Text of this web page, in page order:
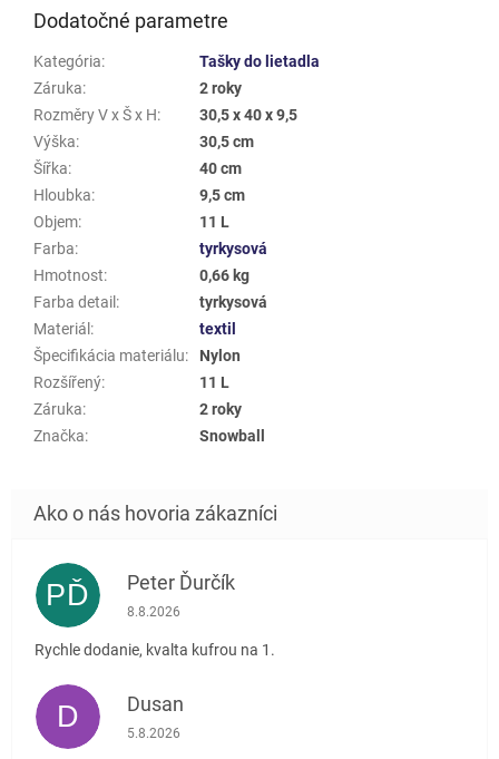
Dodatočné parametre
Kategória:
Tašky do lietadla
Záruka:
2 roky
Rozměry V x Š x H:
30,5 x 40 x 9,5
Výška:
30,5 cm
Šířka:
40 cm
Hloubka:
9,5 cm
Objem:
11 L
Farba:
tyrkysová
Hmotnost:
0,66 kg
Farba detail :
tyrkysová
Materiál :
textil
Špecifikácia materiálu:
Nylon
Rozšířený:
11 L
Záruka:
2 roky
Značka: Snowball
PĎ Peter Ďurčík
Hodnotenie obchodu je 5 z 5 hviezdičiek.
8.8.2026
Rychle dodanie, kvalta kufrou na 1.
D Dusan
Hodnotenie obchodu je 5 z 5 hviezdičiek.
5.8.2026